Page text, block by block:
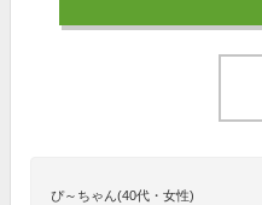
ぴ～ちゃん(40代・女性)